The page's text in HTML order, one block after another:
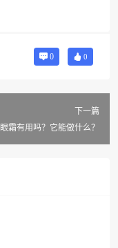
0 0
下一篇
眼霜有用吗？它能做什么？